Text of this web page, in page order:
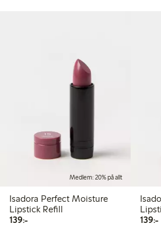
Medlem: 20% på allt
Isadora Perfect Moisture
Lipstick Refill
139:-139,00 kr
139:-